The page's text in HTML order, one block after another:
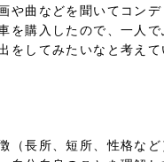
や曲などを聞いてコンデ
を購入したので、一人で
をしてみたいなと考えて
（長所、短所、性格など